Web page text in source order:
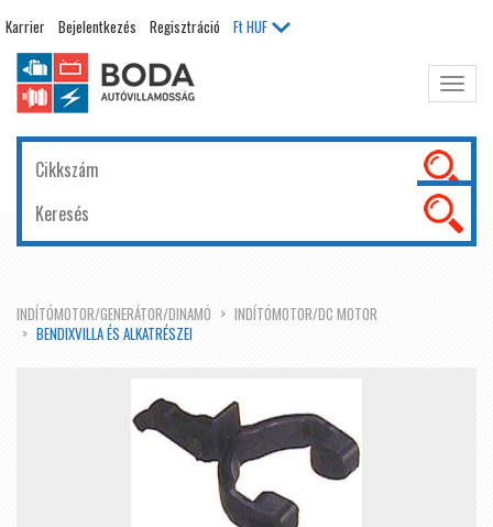
Karrier Bejelentkezés Regisztráció FtHUF
INDÍTÓMOTOR/GENERÁTOR/DINAMÓ
INDÍTÓMOTOR/DC MOTOR
BENDIXVILLA ÉS ALKATRÉSZEI